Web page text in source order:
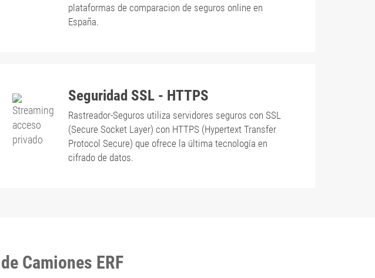
plataformas de comparacion de seguros online en
España.
Seguridad SSL - HTTPS
Rastreador-Seguros utiliza servidores seguros con SSL
(Secure Socket Layer) con HTTPS (Hypertext Transfer
Protocol Secure) que ofrece la última tecnología en
cifrado de datos.
Camiones ERF